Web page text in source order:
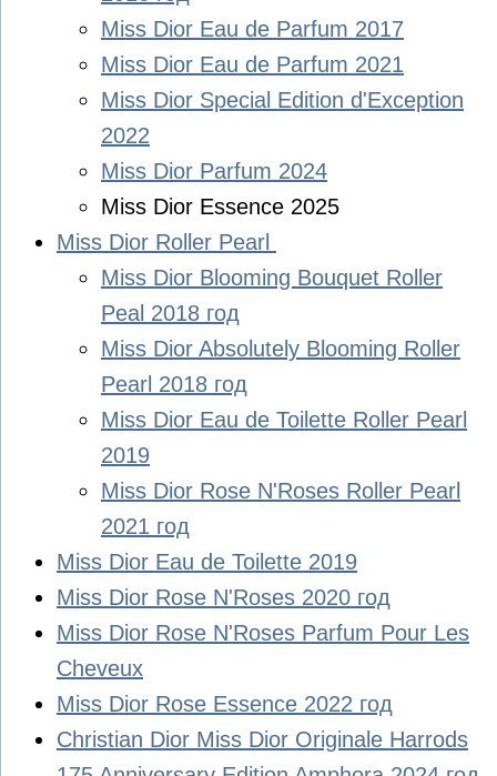
Miss Dior Eau de Parfum 2017
Miss Dior Eau de Parfum 2021
Miss Dior Special Edition d'Exception
2022
Miss Dior Parfum 2024
Miss Dior Essence 2025
Miss Dior Roller Pearl
Miss Dior Blooming Bouquet Roller
Peal 2018 год
Miss Dior Absolutely Blooming Roller
Pearl 2018 год
Miss Dior Eau de Toilette Roller Pearl
2019
Miss Dior Rose N'Roses Roller Pearl
2021 год
Miss Dior Eau de Toilette 2019
Miss Dior Rose N'Roses 2020 год
Miss Dior Rose N'Roses Parfum Pour Les
Cheveux
Miss Dior Rose Essence 2022 год
Christian Dior Miss Dior Originale Harrods